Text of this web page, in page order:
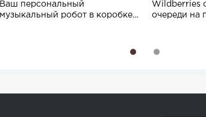
Ваш персональный
музыкальный робот в коробке с
Wildberries
очереди на
2